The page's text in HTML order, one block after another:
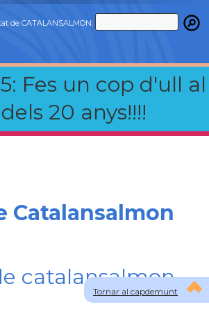
de CATALANSALMON:
Fes un cop d'ull al
20 anys!!!!
Tornar al capdemunt
Catalansalmon
catalansalmon